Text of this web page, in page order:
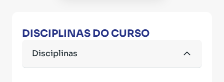
DISCIPLINAS DO CURSO
Disciplinas